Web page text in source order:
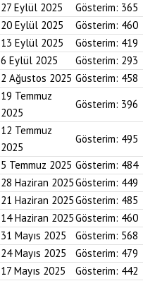
27 Eylül 2025 Gösterim: 365
20 Eylül 2025 Gösterim: 460
13 Eylül 2025 Gösterim: 419
6 Eylül 2025 Gösterim: 293
2 Ağustos 2025 Gösterim: 458
19 Temmuz
2025
Gösterim: 396
12 Temmuz
2025
Gösterim: 495
5 Temmuz 2025 Gösterim: 484
28 Haziran 2025Gösterim: 449
21 Haziran 2025Gösterim: 485
14 Haziran 2025Gösterim: 460
31 Mayıs 2025 Gösterim: 568
24 Mayıs 2025 Gösterim: 479
17 Mayıs 2025 Gösterim: 442